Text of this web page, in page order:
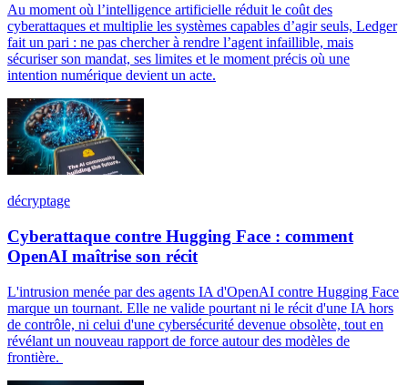
Au moment où l’intelligence artificielle réduit le coût des
cyberattaques et multiplie les systèmes capables d’agir seuls, Ledger
fait un pari : ne pas chercher à rendre l’agent infaillible, mais
sécuriser son mandat, ses limites et le moment précis où une
intention numérique devient un acte.
décryptage
Cyberattaque contre Hugging Face : comment
OpenAI maîtrise son récit
L'intrusion menée par des agents IA d'OpenAI contre Hugging Face
marque un tournant. Elle ne valide pourtant ni le récit d'une IA hors
de contrôle, ni celui d'une cybersécurité devenue obsolète, tout en
révélant un nouveau rapport de force autour des modèles de
frontière.